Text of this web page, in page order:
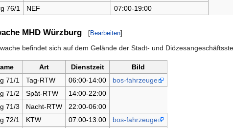
76/1
NEF 07:00-19:00
MHD Würzburg [Bearbeiten]
befindet sich auf dem Gelände der Stadt- und
Art Dienstzeit
Bild
71/1
Tag-RTW 06:00-14:00
bos-fahrzeuge
71/2
Spät-RTW
14:00-22:00
71/3
Nacht-RTW
22:00-06:00
72/1
KTW 07:00-13:00
bos-fahrzeuge